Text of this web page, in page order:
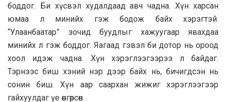
боддог. Би хүсвэл худалдаад авч чадна. Хүн харсан
юмаа л минийх гэж бодож байх хэрэгтэй.
“Улаанбаатар” зочид буудлыг хажуугаар явахдаа
минийх л гэж боддог. Яагаад гэвэл би дотор нь ороод
хоол идэж чадна. Хүн хэрэглээгээрээ л байдаг.
Тэрнээс биш хэний нэр дээр байх нь, бичигдсэн нь
сонин биш. Хүн аар саархан жижиг хэрэглээгээр
гайхуулдаг үе өнгөрсөн.